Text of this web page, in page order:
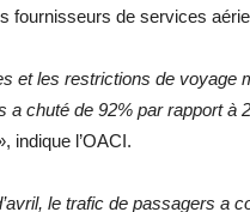
fournisseurs de services
et les restrictions de voyage
a chuté de 92% par rapport à
indique l’OACI.
le trafic de passagers a